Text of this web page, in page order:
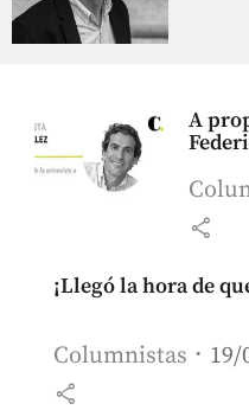
A
share
¡Llegó la hora de
Columnistas 19/
share